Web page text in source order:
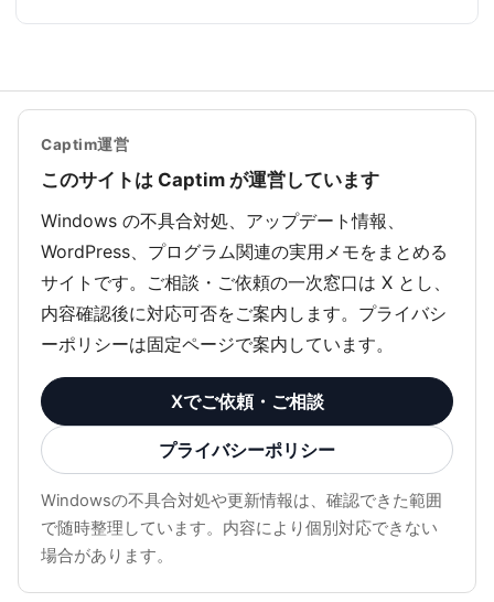
Captim運営
このサイトは Captim が運営しています
Windows の不具合対処、アップデート情報、
WordPress、プログラム関連の実用メモをまとめる
サイトです。ご相談・ご依頼の一次窓口は X とし、
内容確認後に対応可否をご案内します。プライバシ
ーポリシーは固定ページで案内しています。
Xでご依頼・ご相談
プライバシーポリシー
Windowsの不具合対処や更新情報は、確認できた範囲
で随時整理しています。内容により個別対応できない
場合があります。